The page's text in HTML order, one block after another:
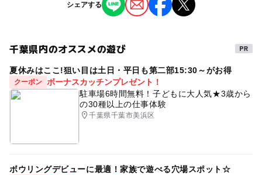
予約ページ
予約はこちらから
街なかイベント ミニイベント
シェアする
千葉県内のオススメの遊び
夏休みはここ!狙い目は土日・平日も第二部15:30～がお得
クーポン
ボーナスカッチンプレゼント！
駐車場6時間無料！子どもに大人気★3歳から
の30種以上の仕事体験
千葉県千葉市美浜区
ボウリングデビューに最適！家族で遊べる穴場スポット☆